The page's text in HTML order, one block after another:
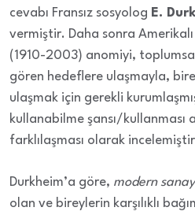
cevabı Fransız sosyolog E.
vermiştir. Daha sonra
(1910-2003) anomiyi,
gören hedeflere ulaşmayla,
ulaşmak için gerekli
kullanabilme şansı/kullanması
farklılaşması olarak
Durkheim’a göre, modern
olan ve bireylerin karşılıklı